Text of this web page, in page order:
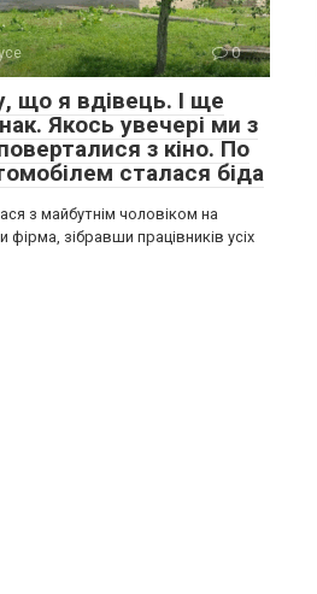
0
що я вдівець. І ще
Якось увечері ми з
з кіно. По
сталася біда
з майбутнім чоловіком на
фірма, зібравши працівників усіх